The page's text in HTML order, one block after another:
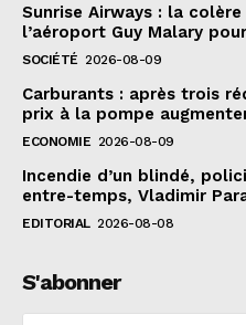
Sunrise Airways : la
l’aéroport Guy Malary
SOCIÉTÉ 2026-08-09
Carburants : après trois
prix à la pompe
ECONOMIE 2026-08-09
Incendie d’un blindé,
entre-temps, Vladimir
EDITORIAL 2026-08-08
S'abonner